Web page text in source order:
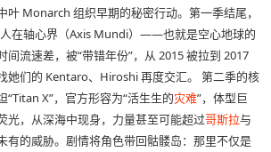
叶 Monarch 组织早期的秘密行动。第一季结尾，
在轴心界（Axis Mundi）——也就是空心地球的
间流速差，被“带错年份”，从 2015 被拉到 2017
她们的 Kentaro、Hiroshi 再度交汇。 第二季的核
X”，官方形容为“活生生的灾难”，体型巨
光，从深海中现身，力量甚至可能超过哥斯拉与
有的威胁。剧情将角色带回骷髅岛：那里不仅是